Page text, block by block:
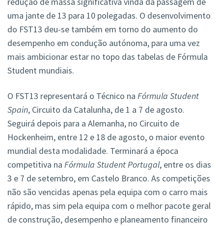
uma jante de 13 para 10 polegadas. O desenvolvimento
do FST13 deu-se também em torno do aumento do
desempenho em condução autónoma, para uma vez
mais ambicionar estar no topo das tabelas de Fórmula
Student mundiais.
O FST13 representará o Técnico na Fórmula Student
Spain, Circuito da Catalunha, de 1 a 7 de agosto.
Seguirá depois para a Alemanha, no Circuito de
Hockenheim, entre 12 e 18 de agosto, o maior evento
mundial desta modalidade. Terminará a época
competitiva na Fórmula Student Portugal, entre os dias
3 e 7 de setembro, em Castelo Branco. As competições
não são vencidas apenas pela equipa com o carro mais
rápido, mas sim pela equipa com o melhor pacote geral
de construção, desempenho e planeamento financeiro